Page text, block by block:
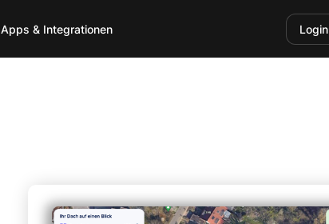
Apps & Integrationen Login